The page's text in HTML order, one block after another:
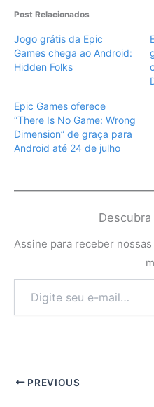
Post Relacionados
Jogo grátis da Epic
Games chega ao Android:
Hidden Folks
Epic Games oferece
“There Is No Game: Wrong
Dimension” de graça para
Android até 24 de julho
Assine para receber
e-
PREVIOUS